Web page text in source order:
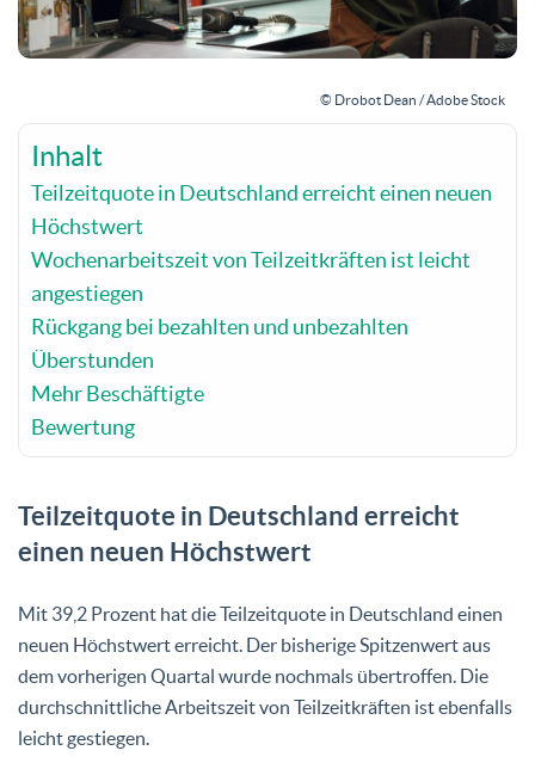
© Drobot Dean / Adobe Stock
Inhalt
Teilzeitquote in Deutschland erreicht einen neuen
Höchstwert
Wochenarbeitszeit von Teilzeitkräften ist leicht
angestiegen
Rückgang bei bezahlten und unbezahlten
Überstunden
Mehr Beschäftigte
Bewertung
Teilzeitquote in Deutschland erreicht
einen neuen Höchstwert
Mit 39,2 Prozent hat die Teilzeitquote in Deutschland einen
neuen Höchstwert erreicht. Der bisherige Spitzenwert aus
dem vorherigen Quartal wurde nochmals übertroffen. Die
durchschnittliche Arbeitszeit von Teilzeitkräften ist ebenfalls
leicht gestiegen.